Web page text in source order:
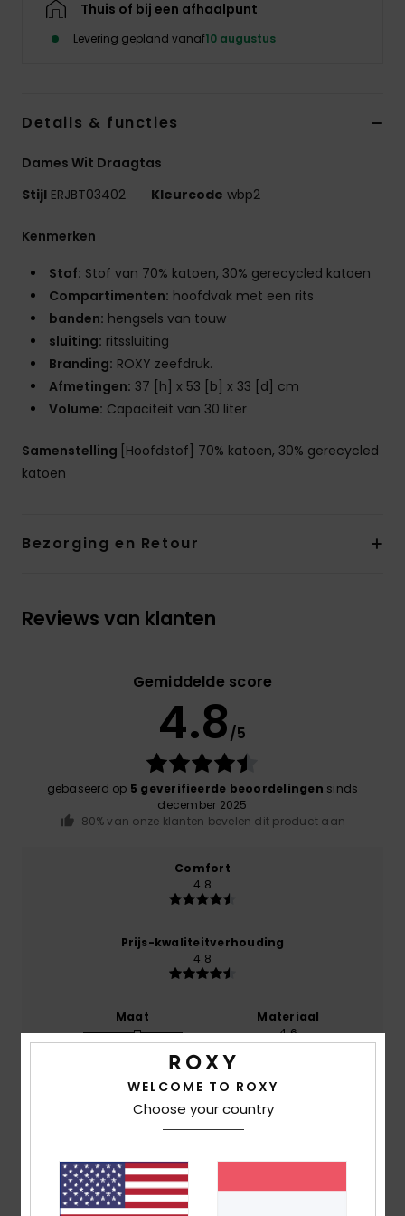
Snow
Thuis of bij een afhaalpunt
Levering gepland vanaf10 augustus
Details & functies
Dames Wit Draagtas
Stijl ERJBT03402 Kleurcode wbp2
Kenmerken
Stof: Stof van 70% katoen, 30% gerecycled katoen
Compartimenten: hoofdvak met een rits
banden: hengsels van touw
sluiting: ritssluiting
Branding: ROXY zeefdruk.
Afmetingen: 37 [h] x 53 [b] x 33 [d] cm
Volume: Capaciteit van 30 liter
Samenstelling [Hoofdstof] 70% katoen, 30% gerecycled
katoen
Bezorging en Retour
Reviews van klanten
Gemiddelde score
4.8/5
gebaseerd op 5 geverifieerde beoordelingen sinds
december 2025
80% van onze klanten bevelen dit product aan
Comfort
4.8
Prijs-kwaliteitverhouding
4.8
Maat
Te klein Te groot
Materiaal
4.6
Kleur
5.0
5
WELCOME TO ROXY
Choose your country